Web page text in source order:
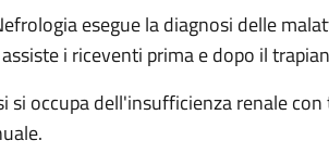
esegue la diagnosi delle
i riceventi prima e dopo il
si occupa dell'insufficienza renale